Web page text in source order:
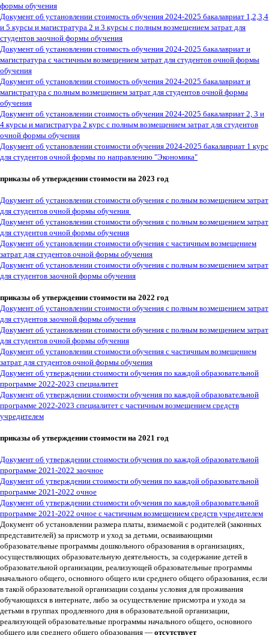
формы обучения
Документ об установлении стоимость обучения 2024-2025 бакалавриат 1,2,3,4
и 5 курсы и магистратура 2 и 3 курсы с полным возмещением затрат для
студентов заочной формы обучения
Документ об установлении стоимость обучения 2024-2025 бакалавриат и
магистратура с частичным возмещением затрат для студентов очной формы
обучения
Документ об установлении стоимость обучения 2024-2025 бакалавриат и
магистратура с полным возмещением затрат для студентов очной формы
обучения
Документ об установлении стоимость обучения 2024-2025 бакалавриат 2, 3 и
4 курсы и магистратура 2 курс с полным возмещением затрат для студентов
очной формы обучения
Документ об установлении стоимости обучения 2024-2025 бакалавриат 1 курс
для студентов очной формы по направлению "Экономика"
приказы об утверждении стоимости на 2023 год
Документ об установлении стоимости обучения с полным возмещением затрат
для студентов очной формы обучения
Документ об установлении стоимости обучения с полным возмещением затрат
для студентов очной формы обучения
Документ об установлении стоимости обучения с частичным возмещением
затрат для студентов очной формы обучения
Документ об установлении стоимости обучения с полным возмещением затрат
для студентов заочной формы обучения
приказы об утверждении стоимости на 2022 год
Документ об установлении стоимости обучения с полным возмещением затрат
для студентов заочной формы обучения
Документ об установлении стоимости обучения с полным возмещением затрат
для студентов очной формы обучения
Документ об установлении стоимости обучения с частичным возмещением
затрат для студентов очной формы обучения
Документ об утверждении стоимости обучения по каждой образовательной
программе 2022-2023 специалитет
Документ об утверждении стоимости обучения по каждой образовательной
программе 2022-2023 специалитет с частичным возмещением средств
учредителем
приказы об утверждении стоимости на 2021 год
Документ об утверждении стоимости обучения по каждой образовательной
программе 2021-2022 заочное
Документ об утверждении стоимости обучения по каждой образовательной
программе 2021-2022 очное
Документ об утверждении стоимости обучения по каждой образовательной
программе 2021-2022 очное с частичным возмещением средств учредителем
Документ об установлении размера платы, взимаемой с родителей (законных
представителей) за присмотр и уход за детьми, осваивающими
образовательные программы дошкольного образования в организациях,
осуществляющих образовательную деятельность, за содержание детей в
образовательной организации, реализующей образовательные программы
начального общего, основного общего или среднего общего образования, если
в такой образовательной организации созданы условия для проживания
обучающихся в интернате, либо за осуществление присмотра и ухода за
детьми в группах продленного дня в образовательной организации,
реализующей образовательные программы начального общего, основного
общего или среднего общего образования — отсутствует